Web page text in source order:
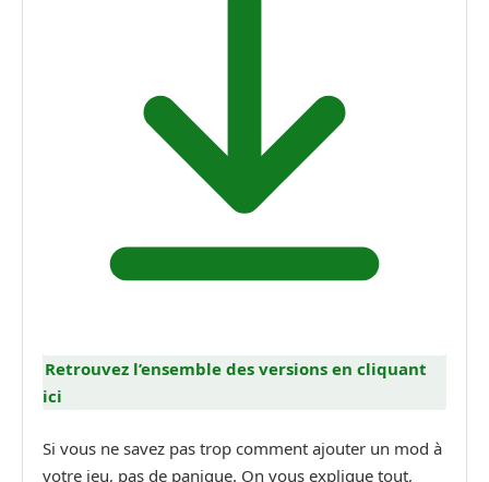
Retrouvez l’ensemble des versions en cliquant
ici
Si vous ne savez pas trop comment ajouter un mod à
votre jeu, pas de panique. On vous explique tout,